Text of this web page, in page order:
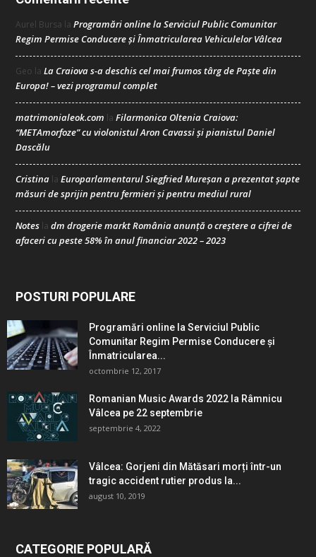
Aurel Bursa la Programări online la Serviciul Public Comunitar
Regim Permise Conducere şi Înmatricularea Vehiculelor Vâlcea
Geo la La Craiova s-a deschis cel mai frumos târg de Paște din
Europa! – vezi programul complet
matrimonialeok.com la Filarmonica Oltenia Craiova:
“METAmorfoze” cu violonistul Aron Cavassi și pianistul Daniel
Dascălu
Cristina la Europarlamentarul Siegfried Mureșan a prezentat șapte
măsuri de sprijin pentru fermieri și pentru mediul rural
Notes la dm drogerie markt România anunță o creștere a cifrei de
afaceri cu peste 58% în anul financiar 2022 – 2023
POSTURI POPULARE
Programări online la Serviciul Public
Comunitar Regim Permise Conducere şi
Înmatricularea...
octombrie 12, 2017
Romanian Music Awards 2022 la Râmnicu
Vâlcea pe 22 septembrie
septembrie 4, 2022
Vâlcea: Gorjeni din Mătăsari morți într-un
tragic accident rutier produs la...
august 10, 2019
CATEGORIE POPULARĂ